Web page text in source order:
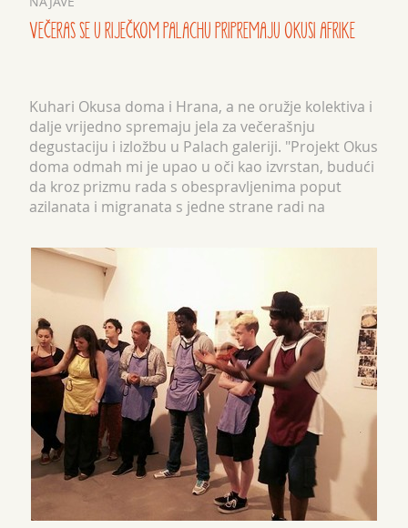
VEČERAS SE U RIJEČKOM PALACHU PRIPREMAJU OKUSI AFRIKE
Kuhari Okusa doma i Hrana, a ne oružje kolektiva i
dalje vrijedno spremaju jela za večerašnju
degustaciju i izložbu u Palach galeriji. "Projekt Okus
doma odmah mi je upao u oči kao izvrstan, budući
da kroz prizmu rada s obespravljenima poput
azilanata i migranata s jedne strane radi na